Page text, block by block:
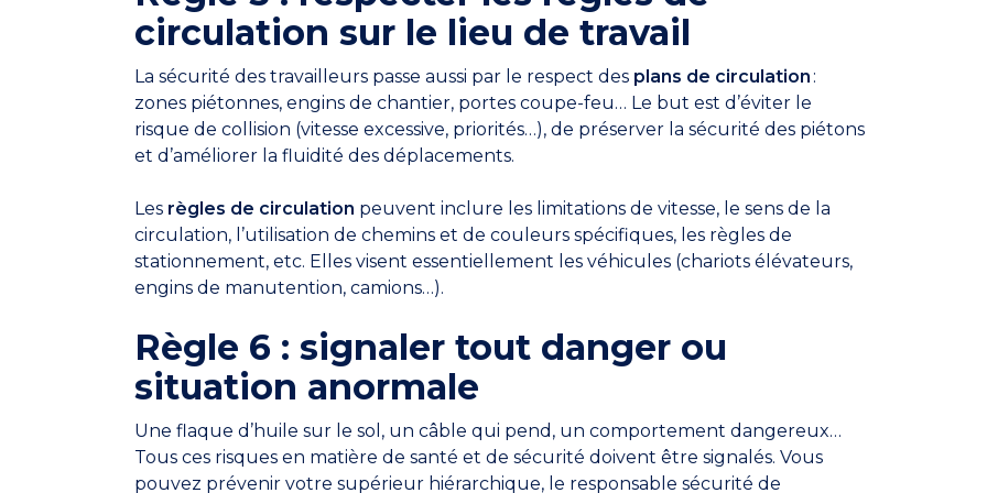
circulation sur le lieu de travail
La sécurité des travailleurs passe aussi par le respect des plans de circulation :
zones piétonnes, engins de chantier, portes coupe-feu… Le but est d’éviter le
risque de collision (vitesse excessive, priorités…), de préserver la sécurité des piétons
et d’améliorer la fluidité des déplacements.
Les règles de circulation peuvent inclure les limitations de vitesse, le sens de la
circulation, l’utilisation de chemins et de couleurs spécifiques, les règles de
stationnement, etc. Elles visent essentiellement les véhicules (chariots élévateurs,
engins de manutention, camions…).
Règle 6 : signaler tout danger ou
situation anormale
Une flaque d’huile sur le sol, un câble qui pend, un comportement dangereux…
Tous ces risques en matière de santé et de sécurité doivent être signalés. Vous
pouvez prévenir votre supérieur hiérarchique, le responsable sécurité de